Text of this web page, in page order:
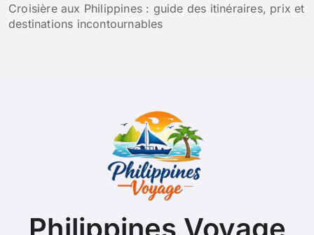
Croisière aux Philippines : guide des itinéraires, prix et
destinations incontournables
Philippines Voyage